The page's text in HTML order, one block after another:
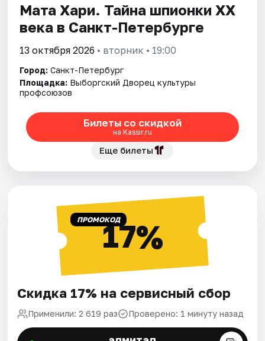
Мата Хари. Тайна шпионки ХХ
века в Санкт-Петербурге
13 октября 2026 • вторник • 19:00
Город: Санкт-Петербург
Площадка: Выборгский Дворец культуры
профсоюзов
Билеты со скидкой
на Kassir.ru
Еще билеты
ПРОМОКОД17%
Скидка 17% на сервисный сбор
Применили: 2 619 раз Проверено: 1 минуту назад